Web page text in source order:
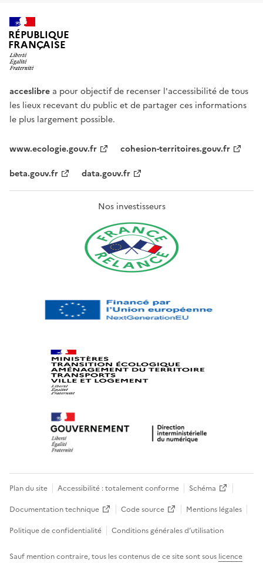
RÉPUBLIQUE
FRANÇAISE
acceslibre a pour objectif de recenser l'accessibilité de tous
les lieux recevant du public et de partager ces informations
le plus largement possible.
www.ecologie.gouv.fr
cohesion-territoires.gouv.fr
beta.gouv.fr
data.gouv.fr
Nos investisseurs
Plan du site Accessibilité : totalement conforme
Schéma
Documentation technique
Code source
Mentions légales
Politique de confidentialité
Conditions générales d’utilisation
Sauf mention contraire, tous les contenus de ce site sont sous licence